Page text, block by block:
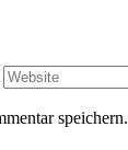
speichern.